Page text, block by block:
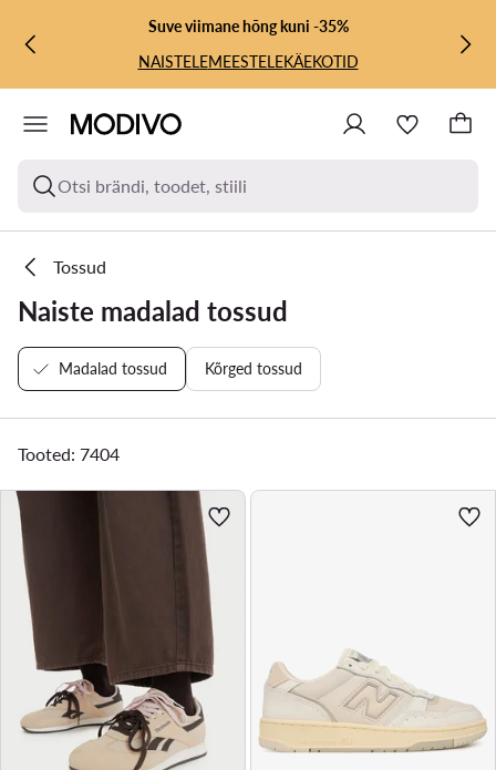
LIIGU PÕHISISU JUURDE
MINE OTSINGUSSESuve viimane hõng kuni -35%
NAISTELEMEESTELEKÄEKOTID
Otsi brändi, toodet, stiili
Tossud
Naiste madalad tossud
Madalad tossud Kõrged tossud
Tooted: 7404